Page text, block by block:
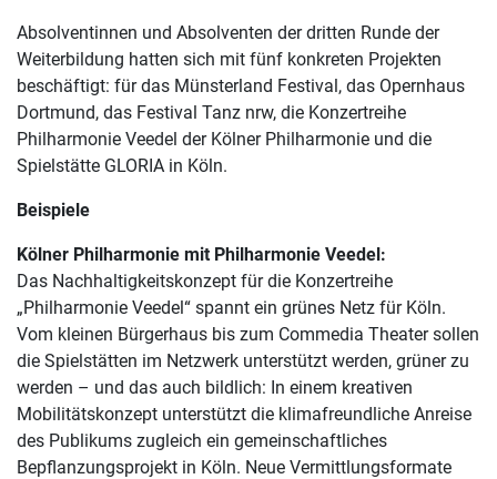
Absolventinnen und Absolventen der dritten Runde der
Weiterbildung hatten sich mit fünf konkreten Projekten
beschäftigt: für das Münsterland Festival, das Opernhaus
Dortmund, das Festival Tanz nrw, die Konzertreihe
Philharmonie Veedel der Kölner Philharmonie und die
Spielstätte GLORIA in Köln.
Beispiele
Kölner Philharmonie mit Philharmonie Veedel:
Das Nachhaltigkeitskonzept für die Konzertreihe
„Philharmonie Veedel“ spannt ein grünes Netz für Köln.
Vom kleinen Bürgerhaus bis zum Commedia Theater sollen
die Spielstätten im Netzwerk unterstützt werden, grüner zu
werden – und das auch bildlich: In einem kreativen
Mobilitätskonzept unterstützt die klimafreundliche Anreise
des Publikums zugleich ein gemeinschaftliches
Bepflanzungsprojekt in Köln. Neue Vermittlungsformate